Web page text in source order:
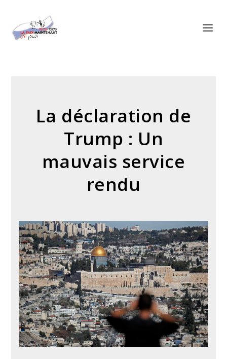
La déclaration de
Trump : Un
mauvais service
rendu